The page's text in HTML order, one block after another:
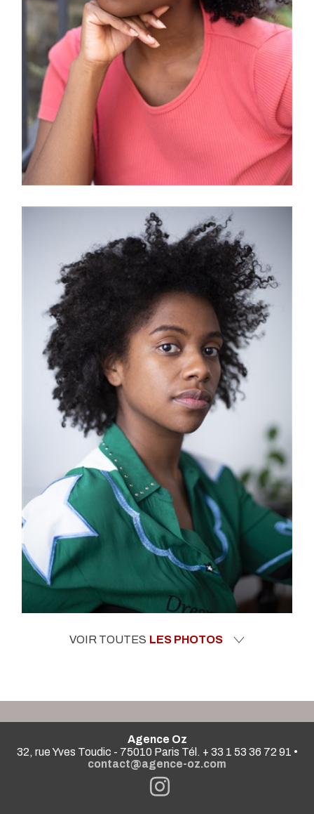
VOIR TOUTES LES PHOTOS
Agence Oz
32, rue Yves Toudic - 75010 Paris Tél. + 33 1 53 36 72 91 •
contact@agence-oz.com